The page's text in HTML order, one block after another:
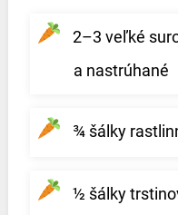
2–3 veľké
a nastrúhané
¾ šálky
½ šálky